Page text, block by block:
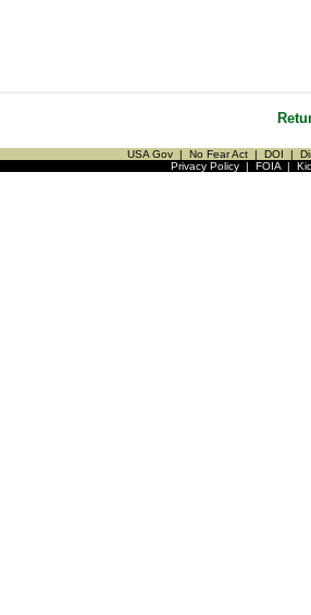
USA Gov | No Fear Act | DOI |
Privacy Policy| FOIA|